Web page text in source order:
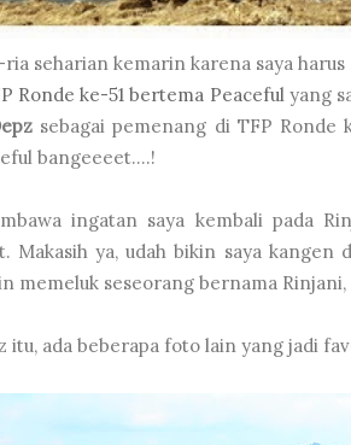
seharian kemarin karena saya harus
Ronde ke-51 bertema Peacefulyang
sebagai pemenang di TFP Ronde
bangeeeet....!
ingatan saya kembali pada
Makasih ya, udah bikin saya kangen
memeluk seseorang bernama Rinjani,
itu, ada beberapa foto lain yang jadi